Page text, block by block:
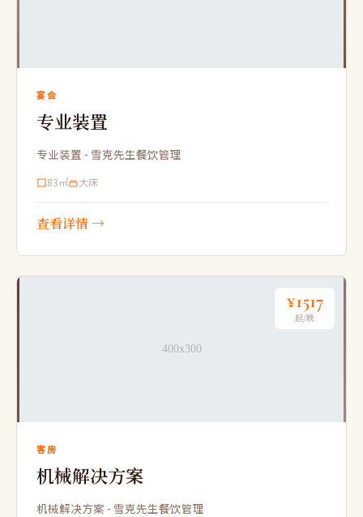
宴会
专业装置
专业装置 - 雪克先生餐饮管理
83㎡ 大床
查看详情 →
¥1517
起/晚
客房
机械解决方案
机械解决方案 - 雪克先生餐饮管理